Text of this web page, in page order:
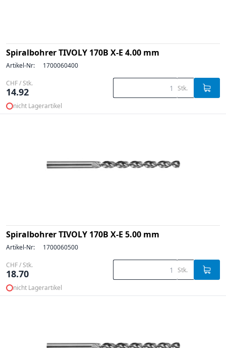
Spiralbohrer TIVOLY 170B X-E 4.00 mm
Artikel-Nr: 1700060400
CHF / Stk.
14.92 Stk.
nicht Lagerartikel
Spiralbohrer TIVOLY 170B X-E 5.00 mm
Artikel-Nr: 1700060500
CHF / Stk.
18.70 Stk.
nicht Lagerartikel